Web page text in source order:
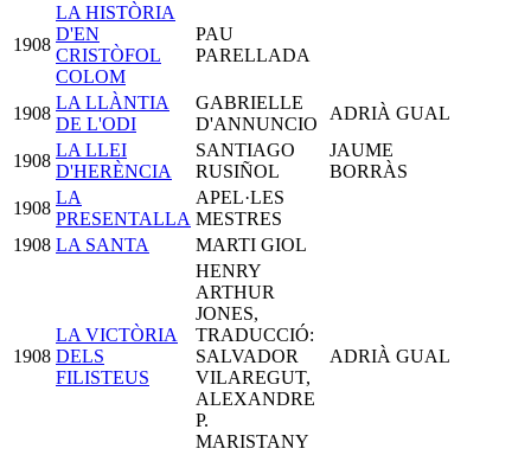
1908
LA HISTÒRIA
D'EN
CRISTÒFOL
COLOM
PAU
PARELLADA
1908
LA LLÀNTIA
DE L'ODI
GABRIELLE
D'ANNUNCIO
ADRIÀ GUAL
1908
LA LLEI
D'HERÈNCIA
SANTIAGO
RUSIÑOL
JAUME
BORRÀS
1908
LA
PRESENTALLA
APEL·LES
MESTRES
1908 LA SANTA MARTI GIOL
1908
LA VICTÒRIA
DELS
FILISTEUS
HENRY
ARTHUR
JONES,
TRADUCCIÓ:
SALVADOR
VILAREGUT,
ALEXANDRE
P.
MARISTANY
ADRIÀ GUAL